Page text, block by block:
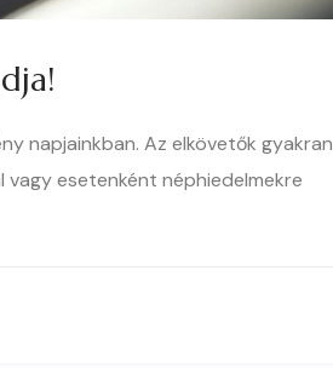
napjainkban. Az elkövetők gyakran
esetenként néphiedelmekre